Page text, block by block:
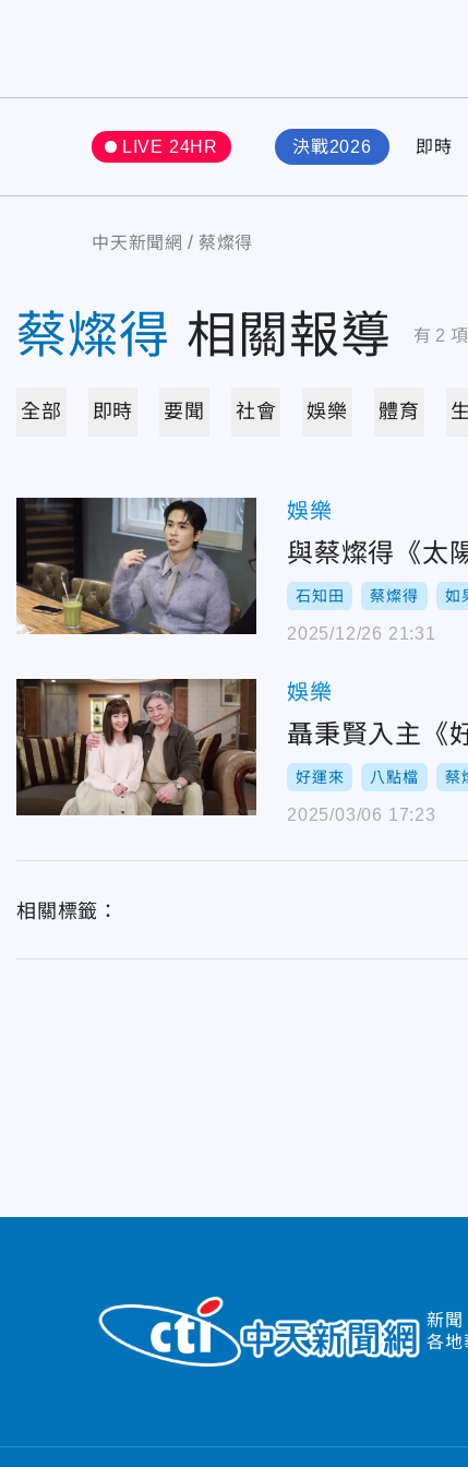
LIVE 24HR 決戰2026 即時
中天新聞網 蔡燦得
蔡燦得 相關報導 有 2
全部 即時 要聞 社會 娛樂 體育
娛樂
與蔡燦得《太
石知田 蔡燦得 如
2025/12/26 21:31
娛樂
聶秉賢入主《
好運來 八點檔 蔡
2025/03/06 17:23
相關標籤：
新聞
各地